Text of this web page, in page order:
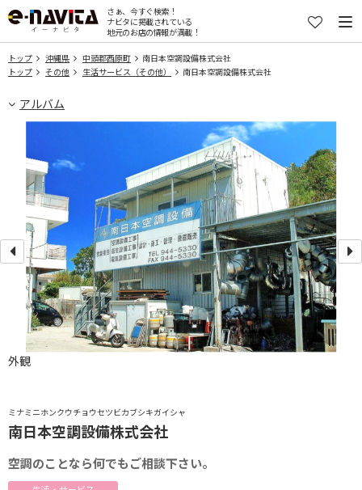
さぁ、今すぐ検索！
ナビタに掲載されている
地元のお店の情報が満載！
トップ 沖縄県 中頭郡西原町
南日本空調設備株式会社
トップ
その他 生活サービス（その他） 南日本空調設備株式会社
アルバム
ミナミニホンクウチョウセツビカブシキガイシャ
南日本空調設備株式会社
空調のことなら何でもご相談下さい。
外観